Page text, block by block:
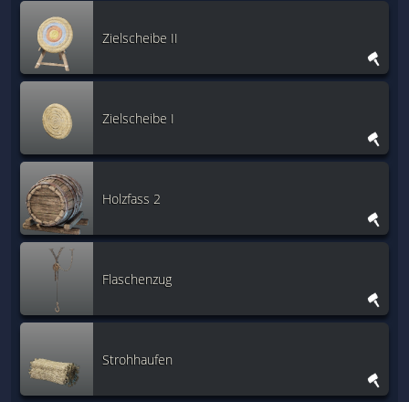
Zielscheibe II
Zielscheibe I
Holzfass 2
Flaschenzug
Strohhaufen